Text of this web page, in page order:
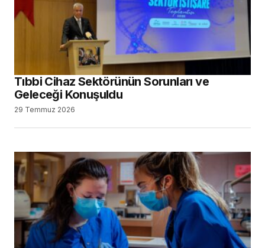
Tıbbi Cihaz Sektörünün Sorunları ve
Geleceği Konuşuldu
29 Temmuz 2026